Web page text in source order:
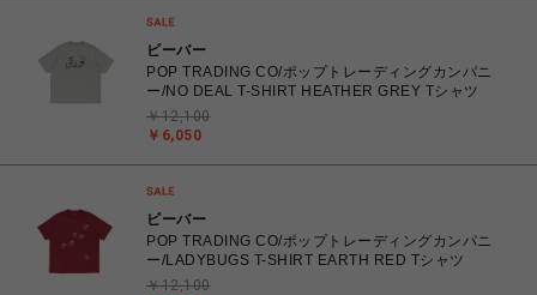
ビーバー
POP TRADING CO/ポップトレーディングカンパニ
ー/NO DEAL T-SHIRT HEATHER GREY Tシャツ
￥6,050
￥12,100
ビーバー
POP TRADING CO/ポップトレーディングカンパニ
ー/LADYBUGS T-SHIRT EARTH RED Tシャツ
￥12,100